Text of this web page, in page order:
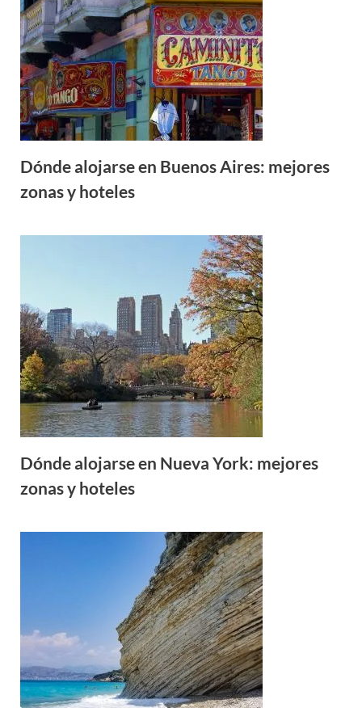
Dónde alojarse en Buenos Aires: mejores
zonas y hoteles
Dónde alojarse en Nueva York: mejores
zonas y hoteles